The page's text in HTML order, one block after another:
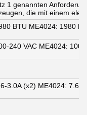
1 genannten
die mit einem
BTU ME4024: 1980
240 VAC ME4024:
3.0A (x2) ME4024: 7.6-